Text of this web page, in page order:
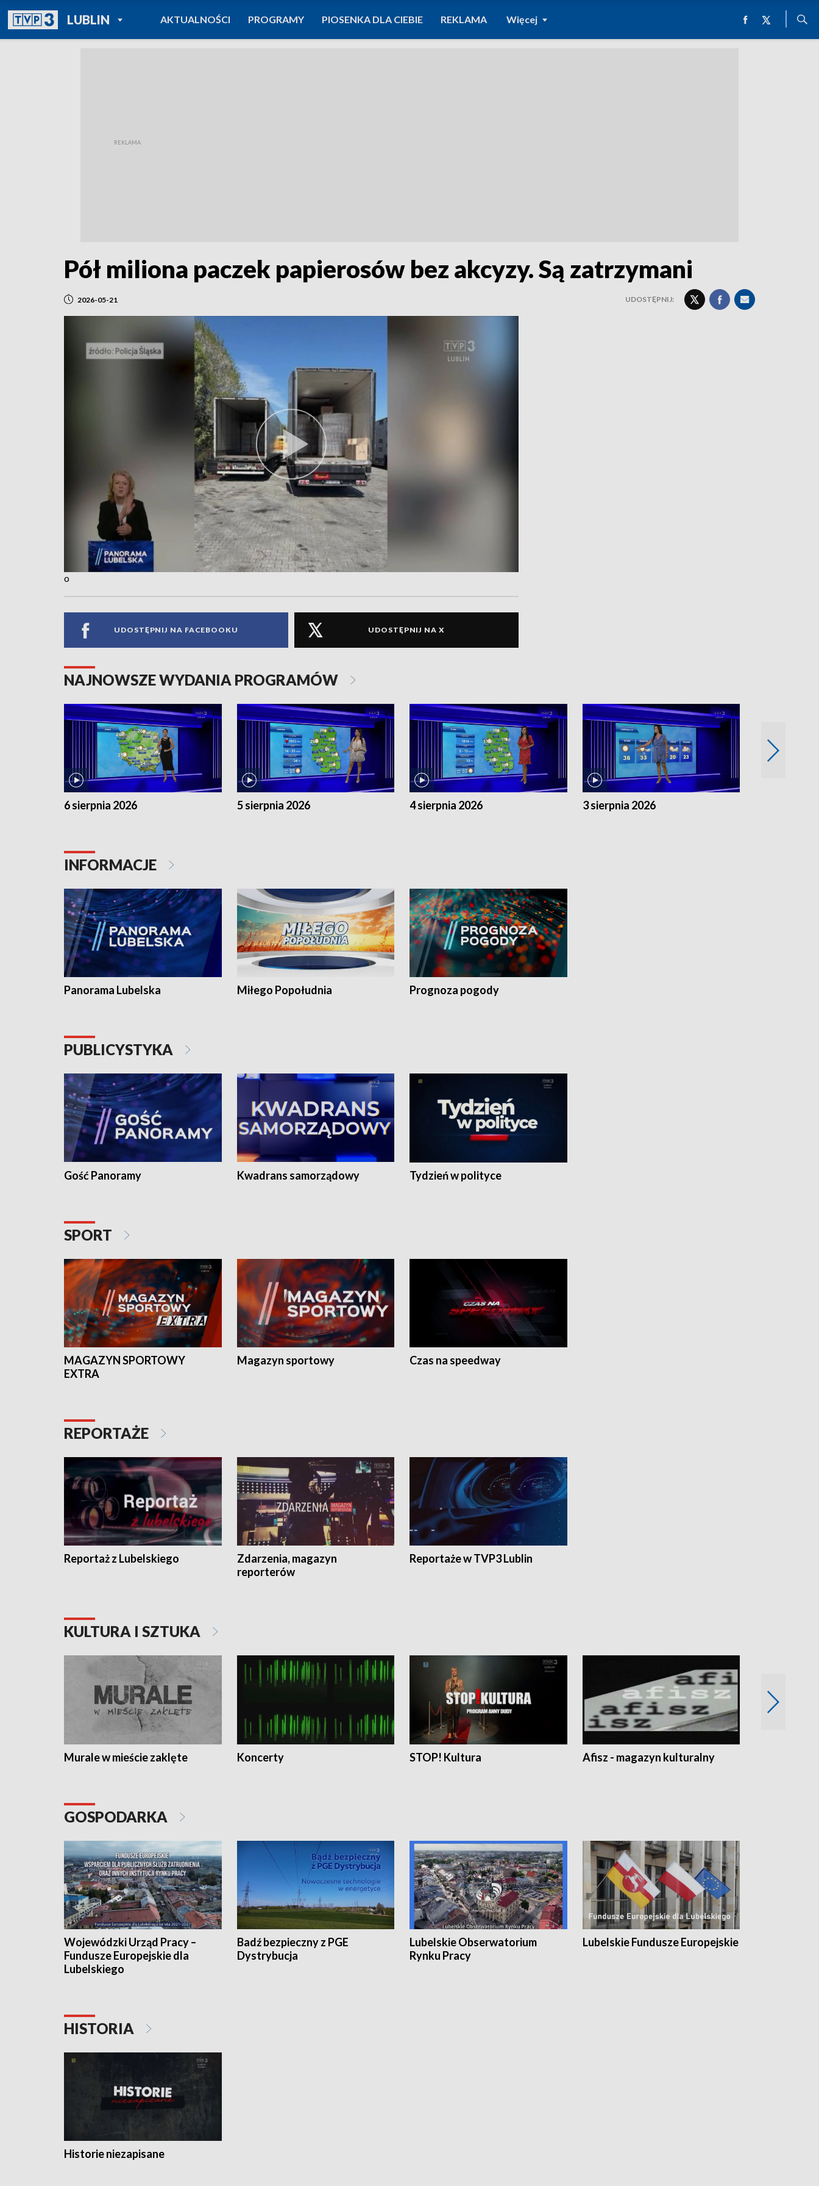
LUBLINPOWRÓT DO
TVP REGIONY
AKTUALNOŚCI PROGRAMY PIOSENKA DLA CIEBIE REKLAMA Więcej
Pół miliona paczek papierosów bez akcyzy. Są zatrzymani
2026-05-21 UDOSTĘPNIJ:
o
UDOSTĘPNIJ NA FACEBOOKU UDOSTĘPNIJ NA X
NAJNOWSZE WYDANIA PROGRAMÓW
6 sierpnia 2026 5 sierpnia 2026 4 sierpnia 2026 3 sierpnia 2026
INFORMACJE
Panorama Lubelska Miłego Popołudnia Prognoza pogody
PUBLICYSTYKA
Gość Panoramy Kwadrans samorządowy Tydzień w polityce
SPORT
MAGAZYN SPORTOWY
EXTRA
Magazyn sportowy Czas na speedway
REPORTAŻE
Reportaż z Lubelskiego
Zdarzenia, magazyn
reporterów
Reportaże w TVP3 Lublin
KULTURA I SZTUKA
Murale w mieście zaklęte Koncerty STOP! Kultura Afisz - magazyn kulturalny
GOSPODARKA
Wojewódzki Urząd Pracy –
Fundusze Europejskie dla
Lubelskiego
Badź bezpieczny z PGE
Dystrybucja
Lubelskie Obserwatorium
Rynku Pracy
Lubelskie Fundusze Europejskie
HISTORIA
Historie niezapisane